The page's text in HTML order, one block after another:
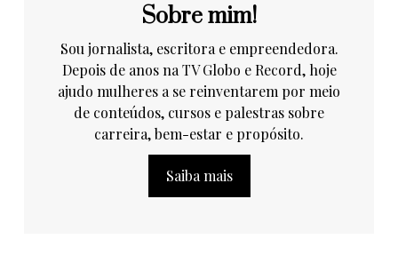
Sobre mim!
Sou jornalista, escritora e empreendedora.
Depois de anos na TV Globo e Record, hoje
ajudo mulheres a se reinventarem por meio
de conteúdos, cursos e palestras sobre
carreira, bem-estar e propósito.
Saiba mais